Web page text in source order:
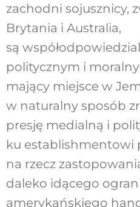
zachodni sojusznicy,
Brytania i Australia,
są
politycznym i
mający miejsce w
w naturalny sposób
presję medialną i
ku establishmentowi
na rzecz
daleko idącego
amerykańskiego